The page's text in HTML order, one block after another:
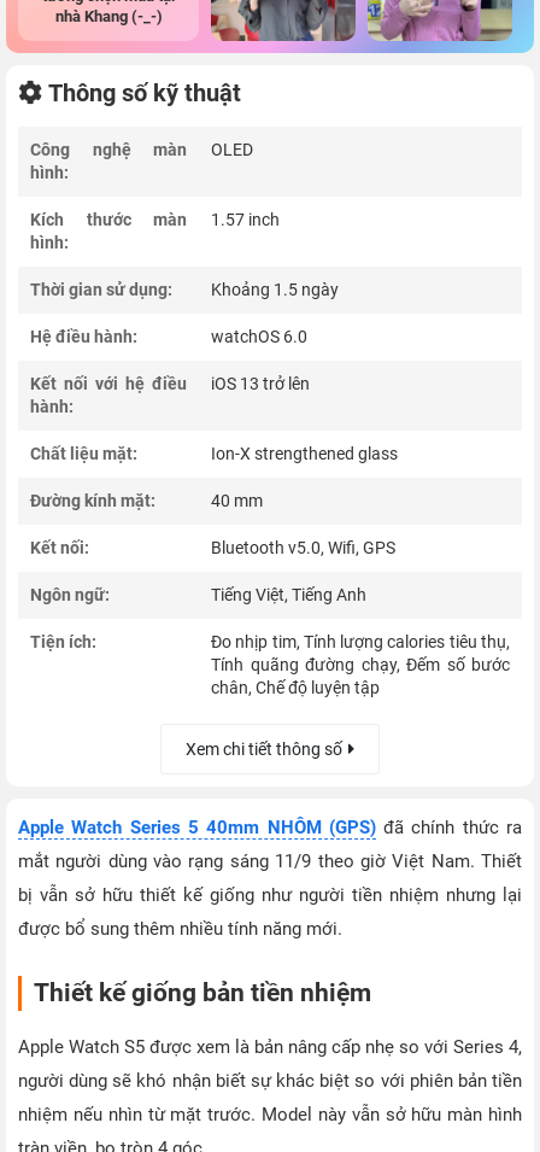
nhà Khang (-_-)
Apple Watch Series 5 40mm NHÔM (GPS)đã chính thức ra
mắt người dùng vào rạng sáng 11/9 theo giờ Việt Nam. Thiết
bị vẫn sở hữu thiết kế giống như người tiền nhiệm nhưng lại
được bổ sung thêm nhiều tính năng mới.
Thiết kế giống bản tiền nhiệm
Apple Watch S5 được xem là bản nâng cấp nhẹ so với Series 4,
người dùng sẽ khó nhận biết sự khác biệt so với phiên bản tiền
nhiệm nếu nhìn từ mặt trước. Model này vẫn sở hữu màn hình
Thông số kỹ thuật
Công nghệ màn
hình:
OLED
Kích thước màn
hình:
1.57 inch
Thời gian sử dụng: Khoảng 1.5 ngày
Hệ điều hành: watchOS 6.0
Kết nối với hệ điều
hành:
iOS 13 trở lên
Chất liệu mặt: Ion-X strengthened glass
Đường kính mặt: 40 mm
Kết nối: Bluetooth v5.0, Wifi, GPS
Ngôn ngữ: Tiếng Việt, Tiếng Anh
Tiện ích:
Đo nhịp tim, Tính lượng calories tiêu thụ,
Tính quãng đường chạy, Đếm số bước
chân, Chế độ luyện tập
Xem chi tiết thông số